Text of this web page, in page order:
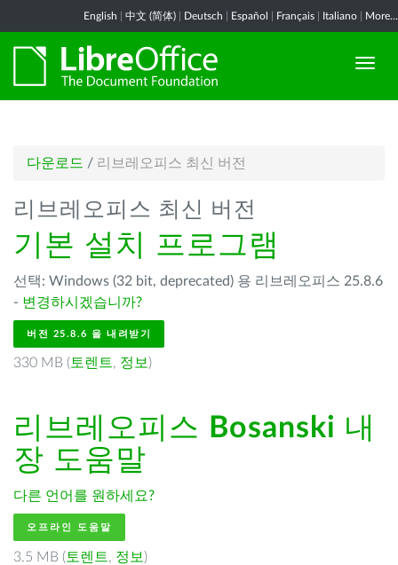
English 中文 (简体) Deutsch Español Français Italiano More...
다운로드 / 리브레오피스 최신 버전
리브레오피스 최신 버전
기본 설치 프로그램
선택: Windows (32 bit, deprecated) 용 리브레오피스 25.8.6
- 변경하시겠습니까?
버전 25.8.6 을 내려받기
330 MB ( 토렌트, 정보 )
리브레오피스 Bosanski 내
장 도움말
다른 언어를 원하세요?
오프라인 도움말
3.5 MB ( 토렌트, 정보 )